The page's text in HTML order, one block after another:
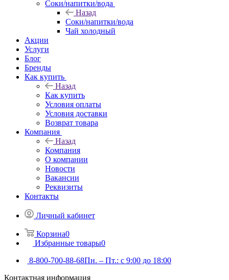
Соки/напитки/вода
Назад
Соки/напитки/вода
Чай холодный
Акции
Услуги
Блог
Бренды
Как купить
Назад
Как купить
Условия оплаты
Условия доставки
Возврат товара
Компания
Назад
Компания
О компании
Новости
Вакансии
Реквизиты
Контакты
Личный кабинет
Корзина0
Избранные товары0
8-800-700-88-68Пн. – Пт.: с 9:00 до 18:00
Контактная информация